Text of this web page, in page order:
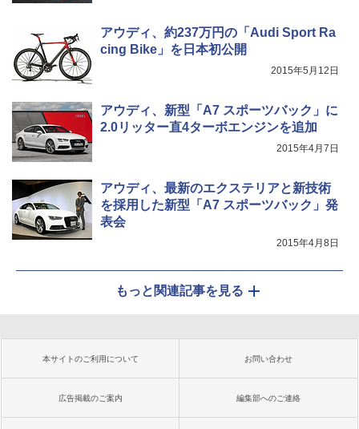
アウディ、約237万円の「Audi Sport Ra
cing Bike」を日本初公開
2015年5月12日
アウディ、新型「A7 スポーツバック」に
2.0リッター直4ターボエンジンを追加
2015年4月7日
アウディ、最新のエクステリアと新技術
を採用した新型「A7 スポーツバック」発
表会
2015年4月8日
もっと関連記事を見る
本サイトのご利用について お問い合わせ
広告掲載のご案内 編集部へのご連絡